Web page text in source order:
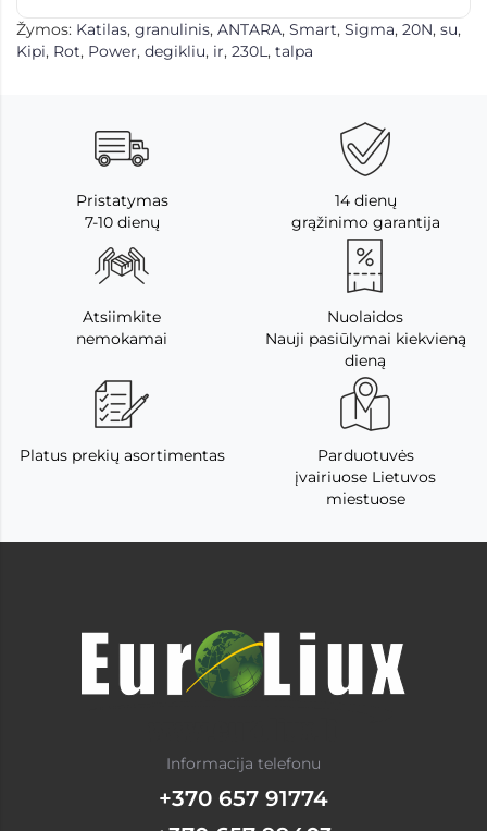
Žymos: Katilas, granulinis, ANTARA, Smart, Sigma, 20N, su,
Kipi, Rot, Power, degikliu, ir, 230L, talpa
Pristatymas
7-10 dienų
14 dienų
grąžinimo garantija
Atsiimkite
nemokamai
Nuolaidos
Nauji pasiūlymai kiekvieną
dieną
Platus prekių asortimentas
Parduotuvės
įvairiuose Lietuvos
miestuose
Informacija telefonu
+370 657 91774